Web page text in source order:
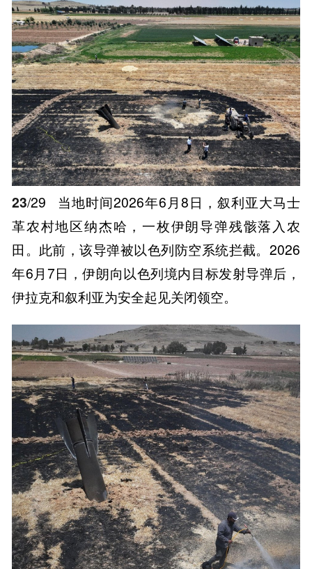
23/29
当地时间2026年6月8日，叙利亚大马士
革农村地区纳杰哈，一枚伊朗导弹残骸落入农
田。此前，该导弹被以色列防空系统拦截。2026
年6月7日，伊朗向以色列境内目标发射导弹后，
伊拉克和叙利亚为安全起见关闭领空。